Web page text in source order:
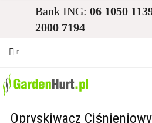
Bank ING: 06 1050
2000 7194
Opryskiwacz